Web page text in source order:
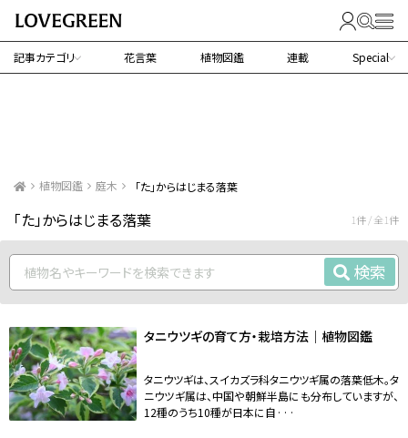
記事カテゴリ 花言葉 植物図鑑 連載 Special
植物図鑑 庭木 「た」からはじまる落葉
「た」からはじまる落葉 1件 / 全1件
検索
タニウツギの育て方・栽培方法｜植物図鑑
タニウツギは、スイカズラ科タニウツギ属の落葉低木。タ
ニウツギ属は、中国や朝鮮半島にも分布していますが、
12種のうち10種が日本に自···